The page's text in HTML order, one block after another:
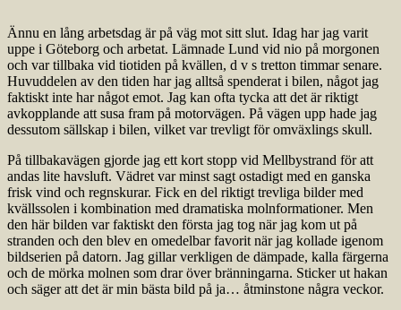
Ännu en lång arbetsdag är på väg mot sitt slut. Idag har jag varit
uppe i Göteborg och arbetat. Lämnade Lund vid nio på morgonen
och var tillbaka vid tiotiden på kvällen, d v s tretton timmar senare.
Huvuddelen av den tiden har jag alltså spenderat i bilen, något jag
faktiskt inte har något emot. Jag kan ofta tycka att det är riktigt
avkopplande att susa fram på motorvägen. På vägen upp hade jag
dessutom sällskap i bilen, vilket var trevligt för omväxlings skull.
På tillbakavägen gjorde jag ett kort stopp vid Mellbystrand för att
andas lite havsluft. Vädret var minst sagt ostadigt med en ganska
frisk vind och regnskurar. Fick en del riktigt trevliga bilder med
kvällssolen i kombination med dramatiska molnformationer. Men
den här bilden var faktiskt den första jag tog när jag kom ut på
stranden och den blev en omedelbar favorit när jag kollade igenom
bildserien på datorn. Jag gillar verkligen de dämpade, kalla färgerna
och de mörka molnen som drar över bränningarna. Sticker ut hakan
och säger att det är min bästa bild på ja… åtminstone några veckor.